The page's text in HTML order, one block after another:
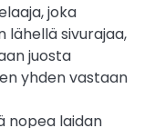
joka
sivurajaa,
juosta
yhden vastaan
nopea laidan